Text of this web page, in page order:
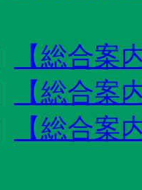
【総合案
【総合案
【総合